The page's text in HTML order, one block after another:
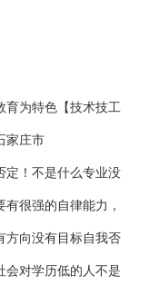
育为特色【技术技工
家庄市
定！不是什么专业没
很强的自律能力，
方向没有目标自我否
会对学历低的人不是